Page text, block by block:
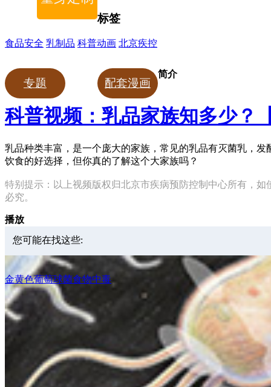
标签
食品安全 乳制品 科普动画 北京疾控
专题 配套漫画
简介
科普视频：乳品家族知多少？
乳品种类丰富，是一个庞大的家族，常见的乳品有灭菌乳，
饮食的好选择，但你真的了解这个大家族吗？
特别提示：以上视频版权归北京市疾病预防控制中心所有，
必究。
播放
您可能在找这些:
金黄色葡萄球菌食物中毒